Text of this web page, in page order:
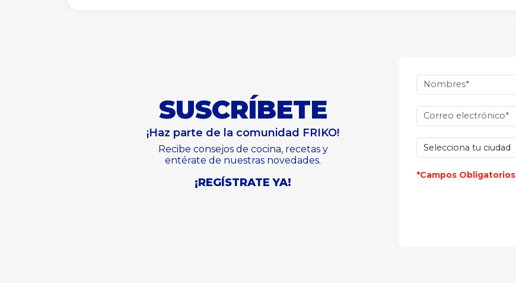
SUSCRÍBETE
¡Haz parte de la comunidad FRIKO!
Recibe consejos de cocina, recetas y
entérate de nuestras novedades.
¡REGÍSTRATE YA!
*Campos Obligatorios